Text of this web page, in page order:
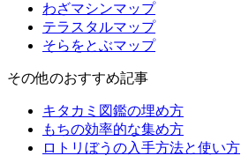
わざマシンマップ
テラスタルマップ
そらをとぶマップ
その他のおすすめ記事
キタカミ図鑑の埋め方
もちの効率的な集め方
ロトリぼうの入手方法と使い方